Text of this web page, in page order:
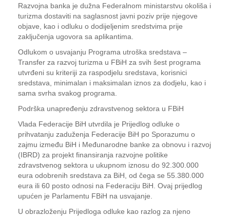
Razvojna banka je dužna Federalnom ministarstvu okoliša i
turizma dostaviti na saglasnost javni poziv prije njegove
objave, kao i odluku o dodijeljenim sredstvima prije
zaključenja ugovora sa aplikantima.
Odlukom o usvajanju Programa utroška sredstava –
Transfer za razvoj turizma u FBiH za svih šest programa
utvrđeni su kriteriji za raspodjelu sredstava, korisnici
sredstava, minimalan i maksimalan iznos za dodjelu, kao i
sama svrha svakog programa.
Podrška unapređenju zdravstvenog sektora u FBiH
Vlada Federacije BiH utvrdila je Prijedlog odluke o
prihvatanju zaduženja Federacije BiH po Sporazumu o
zajmu između BiH i Međunarodne banke za obnovu i razvoj
(IBRD) za projekt finansiranja razvojne politike
zdravstvenog sektora u ukupnom iznosu do 92.300.000
eura odobrenih sredstava za BiH, od čega se 55.380.000
eura ili 60 posto odnosi na Federaciju BiH. Ovaj prijedlog
upućen je Parlamentu FBiH na usvajanje.
U obrazloženju Prijedloga odluke kao razlog za njeno